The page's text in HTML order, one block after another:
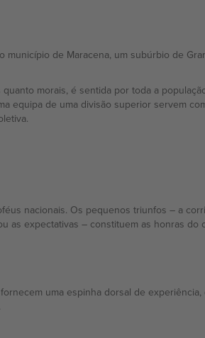
de Maracena, um subúrbio de
morais, é sentida por toda a
equipa de uma divisão superior servem
nacionais. Os pequenos triunfos – a
expectativas – constituem as honras do
uma espinha dorsal de